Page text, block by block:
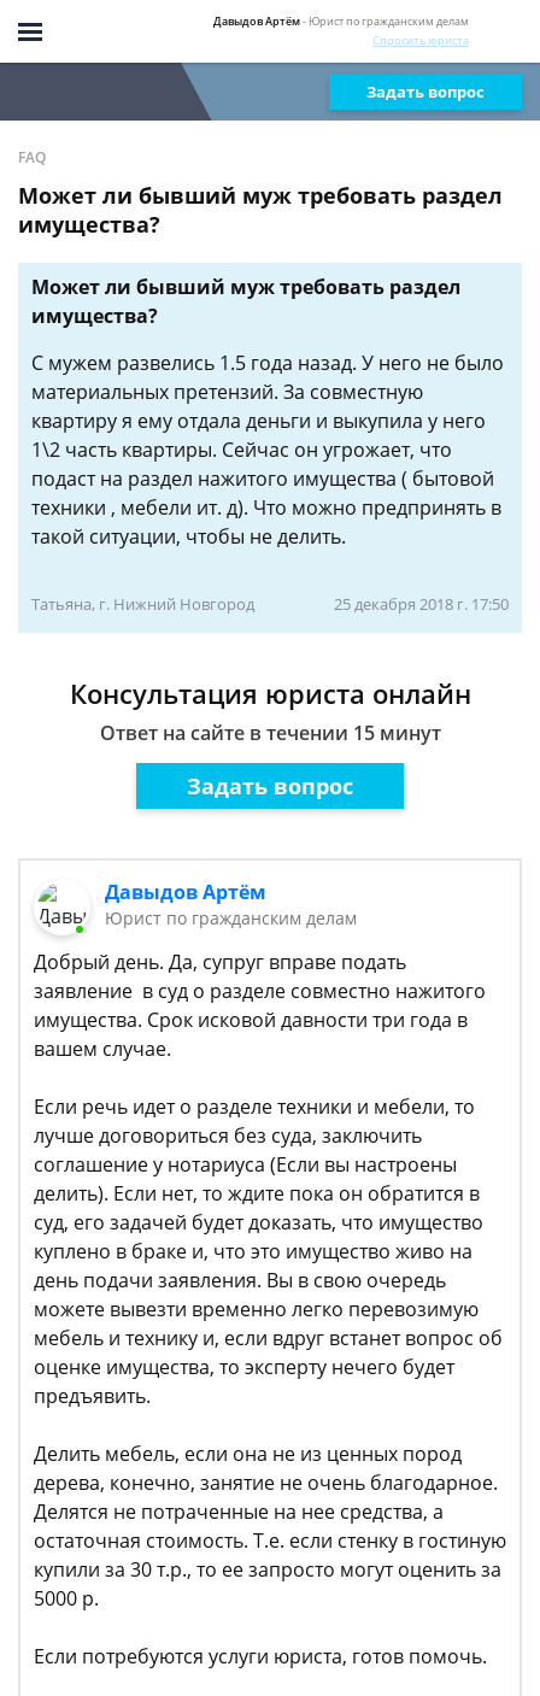
Давыдов Артём- Юрист по гражданским делам
Спросить юриста
Задать вопрос
FAQ
Может ли бывший муж требовать раздел
имущества?
Может ли бывший муж требовать раздел
имущества?
С мужем развелись 1.5 года назад. У него не было
материальных претензий. За совместную
квартиру я ему отдала деньги и выкупила у него
1\2 часть квартиры. Сейчас он угрожает, что
подаст на раздел нажитого имущества ( бытовой
техники , мебели ит. д). Что можно предпринять в
такой ситуации, чтобы не делить.
Татьяна, г. Нижний Новгород 25 декабря 2018 г. 17:50
Консультация юриста онлайн
Ответ на сайте в течении 15 минут
Задать вопрос
Давыдов Артём
Юрист по гражданским делам
Добрый день. Да, супруг вправе подать
заявление в суд о разделе совместно нажитого
имущества. Срок исковой давности три года в
вашем случае.
Если речь идет о разделе техники и мебели, то
лучше договориться без суда, заключить
соглашение у нотариуса (Если вы настроены
делить). Если нет, то ждите пока он обратится в
суд, его задачей будет доказать, что имущество
куплено в браке и, что это имущество живо на
день подачи заявления. Вы в свою очередь
можете вывезти временно легко перевозимую
мебель и технику и, если вдруг встанет вопрос об
оценке имущества, то эксперту нечего будет
предъявить.
Делить мебель, если она не из ценных пород
дерева, конечно, занятие не очень благодарное.
Делятся не потраченные на нее средства, а
остаточная стоимость. Т.е. если стенку в гостиную
купили за 30 т.р., то ее запросто могут оценить за
5000 р.
Если потребуются услуги юриста, готов помочь.